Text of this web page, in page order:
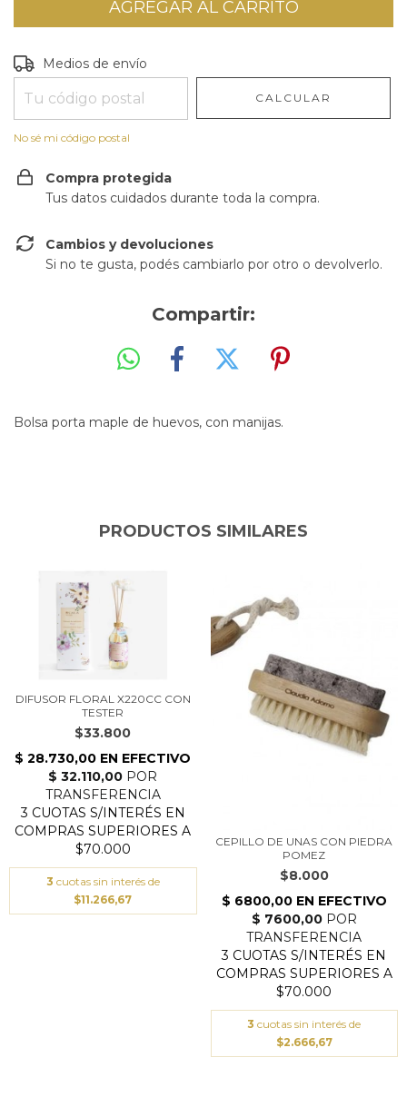
Entregas para el CP:
Medios de envío
CALCULAR
No sé mi código postal
Compra protegida
Tus datos cuidados durante toda la compra.
Cambios y devoluciones
Si no te gusta, podés cambiarlo por otro o devolverlo.
Compartir:
Bolsa porta maple de huevos, con manijas.
PRODUCTOS SIMILARES
DIFUSOR FLORAL X220CC CON
TESTER
$33.800
3 cuotas sin interés de
$11.266,67
CEPILLO DE UNAS CON PIEDRA
POMEZ
$8.000
3 cuotas sin interés de
$2.666,67